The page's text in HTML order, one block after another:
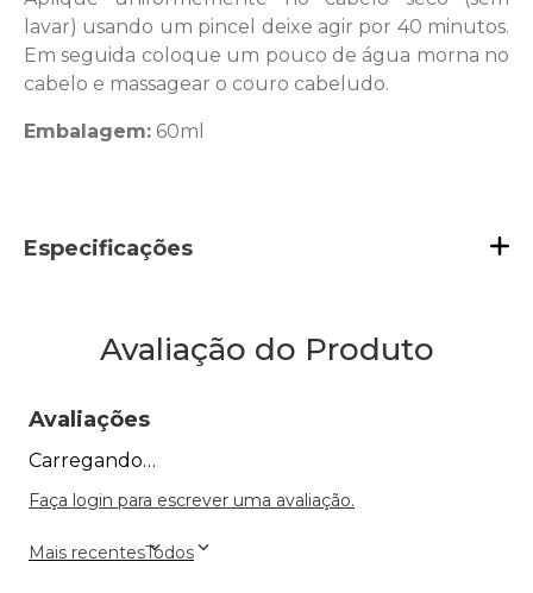
lavar) usando um pincel deixe agir por 40 minutos.
Em seguida coloque um pouco de água morna no
cabelo e massagear o couro cabeludo.
Embalagem: 60ml
Especificações
Avaliação do Produto
Avaliações
Carregando…
Faça login para escrever uma avaliação.
Mais recentesTodos